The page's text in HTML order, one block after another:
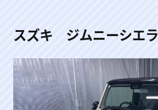
スズキ ジムニーシエラ